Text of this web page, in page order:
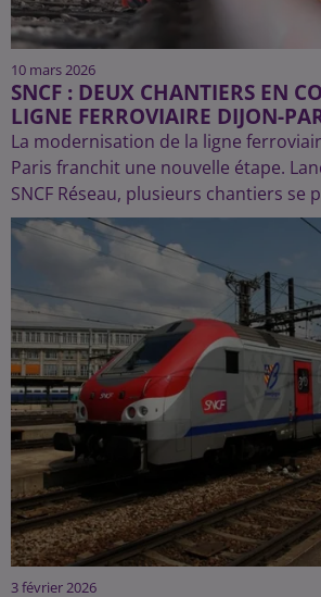
10 mars 2026
SNCF : DEUX CHANTIERS EN
LIGNE FERROVIAIRE DIJON-
La modernisation de la ligne
Paris franchit une nouvelle étape.
SNCF Réseau, plusieurs chantiers se
3 février 2026